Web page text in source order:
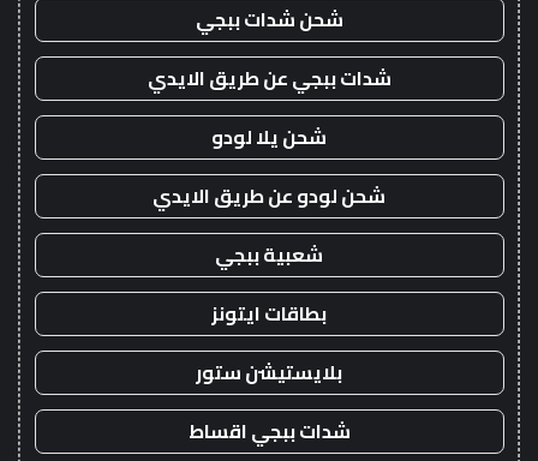
شحن شدات ببجي
شدات ببجي عن طريق الايدي
شحن يلا لودو
شحن لودو عن طريق الايدي
شعبية ببجي
بطاقات ايتونز
بلايستيشن ستور
شدات ببجي اقساط